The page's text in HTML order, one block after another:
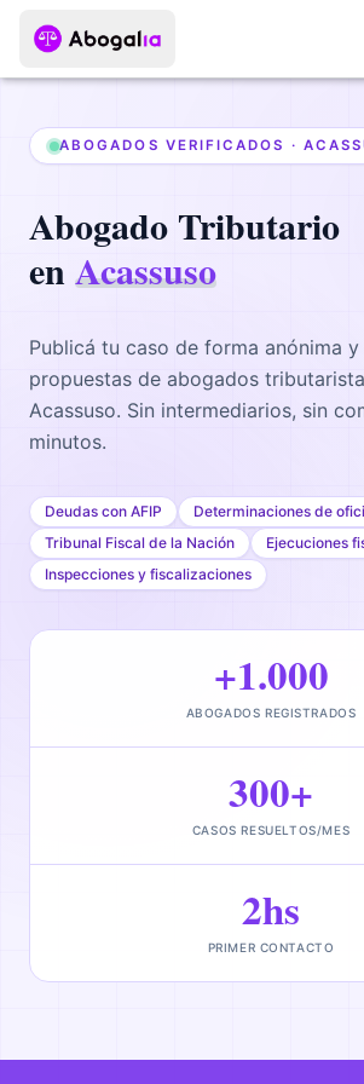
ABOGADOS VERIFICADOS ·
Abogado Tributario
enAcassuso
Publicá tu caso de forma anónima
propuestas de abogados
Acassuso. Sin intermediarios, sin
minutos.
Deudas con AFIP
Determinaciones de
Tribunal Fiscal de la Nación
Ejecuciones
Inspecciones y fiscalizaciones
+1.000
ABOGADOS REGISTRADOS
300+
CASOS RESUELTOS/MES
2hs
PRIMER CONTACTO